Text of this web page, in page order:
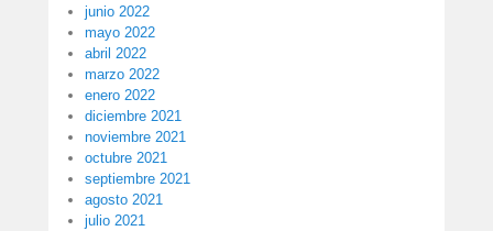
junio 2022
mayo 2022
abril 2022
marzo 2022
enero 2022
diciembre 2021
noviembre 2021
octubre 2021
septiembre 2021
agosto 2021
julio 2021